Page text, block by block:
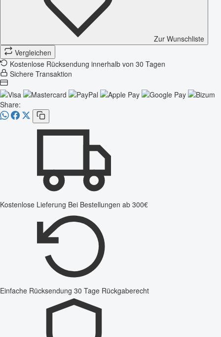
Zur Wunschliste
Vergleichen
Kostenlose Rücksendung innerhalb von 30 Tagen
Sichere Transaktion
Share:
Kostenlose Lieferung Bei Bestellungen ab 300€
Einfache Rücksendung 30 Tage Rückgaberecht